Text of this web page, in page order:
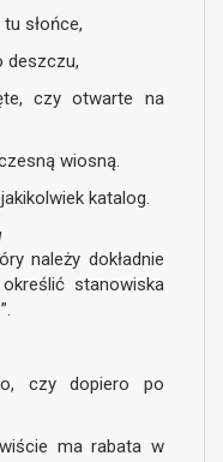
słońce,
deszczu,
czy otwarte na
wiosną.
katalog.
należy dokładnie
stanowiska
czy dopiero po
ma rabata w